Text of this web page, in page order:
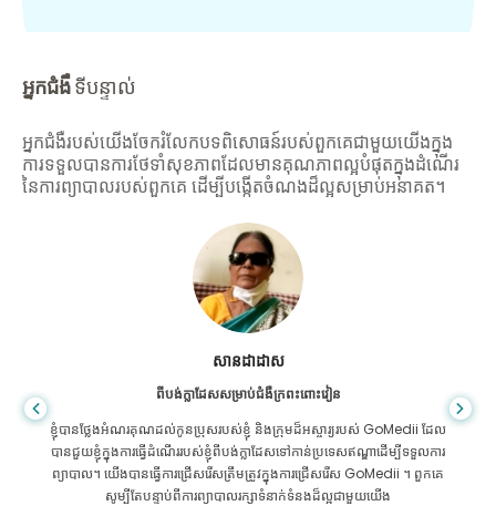
អ្នកជំងឺទីបន្ទាល់
អ្នកជំងឺរបស់យើងចែករំលែកបទពិសោធន៍របស់ពួកគេជាមួយយើងក្នុង
ការទទួលបានការថែទាំសុខភាពដែលមានគុណភាពល្អបំផុតក្នុងដំណើរ
នៃការព្យាបាលរបស់ពួកគេ ដើម្បីបង្កើតចំណងដ៏ល្អសម្រាប់អនាគត។
សានដាដាស
ពីបង់ក្លាដែសសម្រាប់ជំងឺក្រពះពោះវៀន
ខ្ញុំបានថ្លែងអំណរគុណដល់កូនប្រុសរបស់ខ្ញុំ និងក្រុមដ៏អស្ចារ្យរបស់ GoMedii ដែល
បានជួយខ្ញុំក្នុងការធ្វើដំណើររបស់ខ្ញុំពីបង់ក្លាដែសទៅកាន់ប្រទេសឥណ្ឌាដើម្បីទទួលការ
ព្យាបាល។ យើងបានធ្វើការជ្រើសរើសត្រឹមត្រូវក្នុងការជ្រើសរើស GoMedii ។ ពួកគេ
សូម្បីតែបន្ទាប់ពីការព្យាបាលរក្សាទំនាក់ទំនងដ៏ល្អជាមួយយើង